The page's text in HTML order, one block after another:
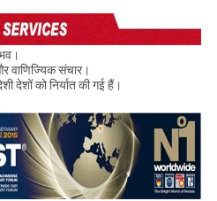
संचार।
देशों को निर्यात की गई हैं।